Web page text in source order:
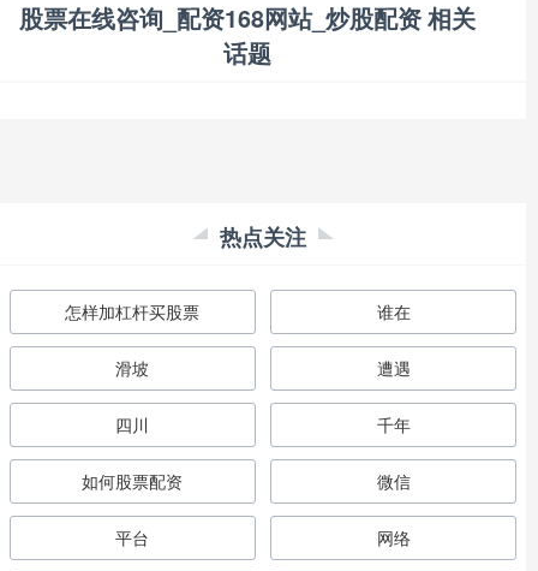
股票在线咨询_配资168网站_炒股配资 相关
话题
热点关注
怎样加杠杆买股票 谁在
滑坡 遭遇
四川 千年
如何股票配资 微信
平台 网络